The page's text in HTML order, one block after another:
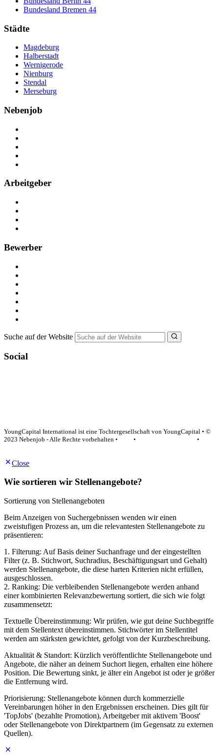
Bundesland Bremen 44
Städte
Magdeburg
Halberstadt
Wernigerode
Nienburg
Stendal
Merseburg
Nebenjob
Arbeitgeber
Bewerber
Suche auf der Website
Social
YoungCapital International ist eine Tochtergesellschaft von YoungCapital • ©
2023 Nebenjob - Alle Rechte vorbehalten •
•
•
Close
Wie sortieren wir Stellenangebote?
Sortierung von Stellenangeboten
Beim Anzeigen von Suchergebnissen wenden wir einen
zweistufigen Prozess an, um die relevantesten Stellenangebote zu
präsentieren:
1. Filterung: Auf Basis deiner Suchanfrage und der eingestellten
Filter (z. B. Stichwort, Suchradius, Beschäftigungsart und Gehalt)
werden Stellenangebote, die diese harten Kriterien nicht erfüllen,
ausgeschlossen.
2. Ranking: Die verbleibenden Stellenangebote werden anhand
einer kombinierten Relevanzbewertung sortiert, die sich wie folgt
zusammensetzt:
Textuelle Übereinstimmung: Wir prüfen, wie gut deine Suchbegriffe
mit dem Stellentext übereinstimmen. Stichwörter im Stellentitel
werden am stärksten gewichtet, gefolgt von der Kurzbeschreibung.
Aktualität & Standort: Kürzlich veröffentlichte Stellenangebote und
Angebote, die näher an deinem Suchort liegen, erhalten eine höhere
Position. Die Bewertung sinkt, je älter ein Angebot ist oder je größer
die Entfernung wird.
Priorisierung: Stellenangebote können durch kommerzielle
Vereinbarungen höher in den Ergebnissen erscheinen. Dies gilt für
'TopJobs' (bezahlte Promotion), Arbeitgeber mit aktivem 'Boost'
oder Stellenangebote von Direktpartnern (im Gegensatz zu externen
Quellen).